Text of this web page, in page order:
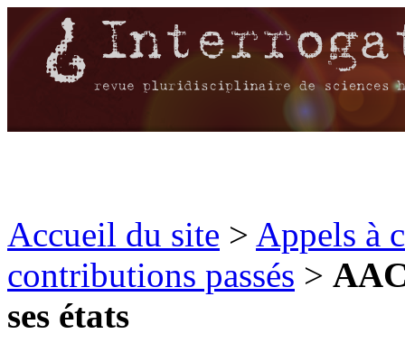
Accueil du site > Appels à
contributions passés >
ses états